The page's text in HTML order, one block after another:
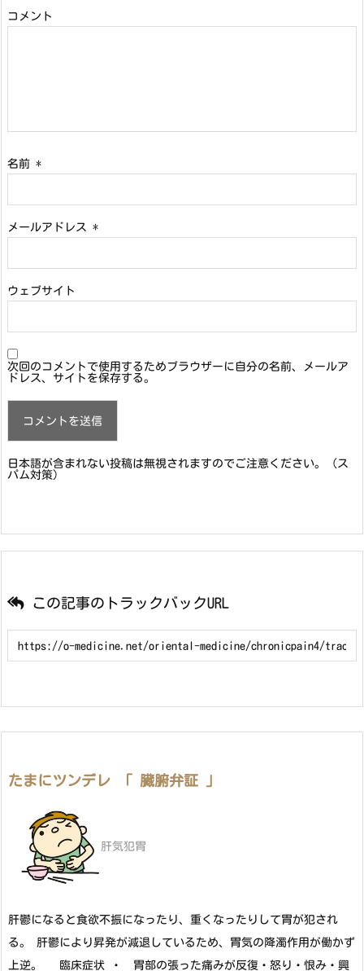
コメント
名前 *
メールアドレス *
ウェブサイト
次回のコメントで使用するためブラウザーに自分の名前、メールア
ドレス、サイトを保存する。
日本語が含まれない投稿は無視されますのでご注意ください。（ス
パム対策）
この記事のトラックバックURL
たまにツンデレ 「 臓腑弁証 」
肝気犯胃
肝鬱になると食欲不振になったり、重くなったりして胃が犯され
る。 肝鬱により昇発が減退しているため、胃気の降濁作用が働かず
上逆。 臨床症状 ・ 胃部の張った痛みが反復・怒り・恨み・興